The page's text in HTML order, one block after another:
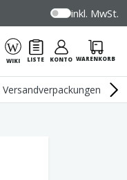
inkl. MwSt.
WIKI LISTE KONTO WARENKORB
Versandverpackungen